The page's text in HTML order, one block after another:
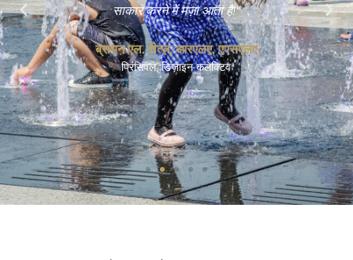
साकार करने में मज़ा आता है!"
ब्रायन एल. रीत्ज़, आरएलए, एएसएलए
प्रिंसिपल, डिज़ाइन कलेक्टिव